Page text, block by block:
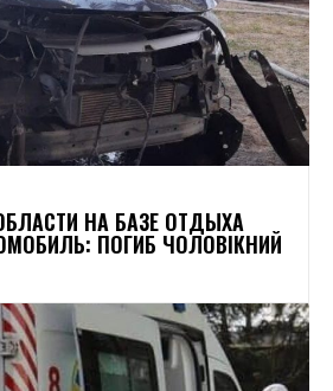
НА БАЗЕ ОТДЫХА
ПОГИБ ЧОЛОВІКНИЙ